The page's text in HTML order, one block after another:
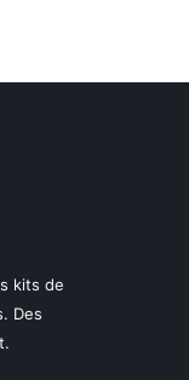
kits de
Des